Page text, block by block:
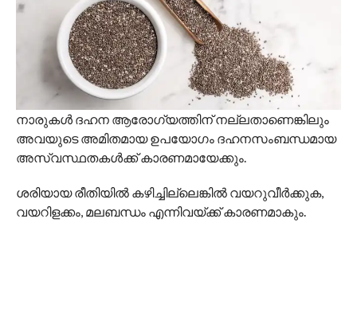
നാരുകൾ ദഹന ആരോഗ്യത്തിന് നല്ലതാണെങ്കിലും
അവയുടെ അമിതമായ ഉപയോഗം ദഹനസംബന്ധമായ
അസ്വസ്ഥതകൾക്ക് കാരണമായേക്കും.
ശരിയായ രീതിയിൽ കഴിച്ചില്ലെങ്കിൽ വയറുവീർക്കുക,
വയറിളക്കം, മലബന്ധം എന്നിവയ്ക്ക് കാരണമാകും.